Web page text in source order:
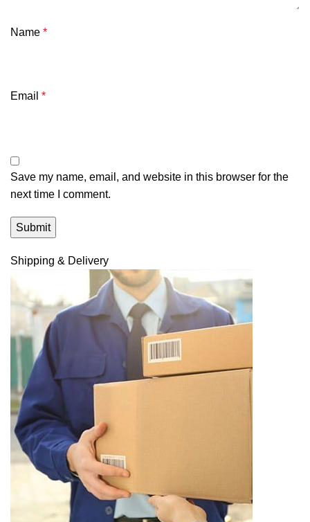
Name *
Email *
Save my name, email, and website in this browser for the
next time I comment.
Shipping & Delivery